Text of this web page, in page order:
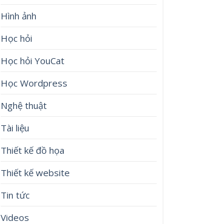
Hình ảnh
Học hỏi
Học hỏi YouCat
Học Wordpress
Nghệ thuật
Tài liệu
Thiết kế đồ họa
Thiết kế website
Tin tức
Videos